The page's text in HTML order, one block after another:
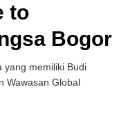
to
Bogor
yang memiliki Budi
Wawasan Global